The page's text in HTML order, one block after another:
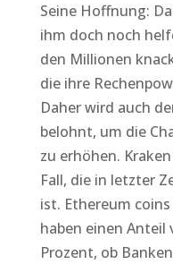
Seine Hoffnung:
ihm doch noch
den Millionen
die ihre
Daher wird auch
belohnt, um die
zu erhöhen.
Fall, die in letzter
ist. Ethereum
haben einen Anteil
Prozent, ob